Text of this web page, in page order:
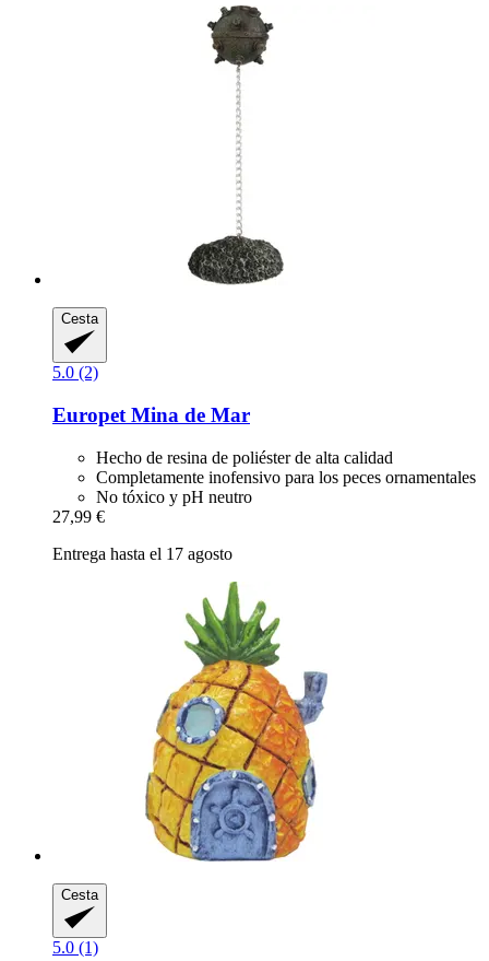
Cesta
5.0 (2)
Europet Mina de Mar
Hecho de resina de poliéster de alta calidad
Completamente inofensivo para los peces ornamentales
No tóxico y pH neutro
27,99 €
Entrega hasta el 17 agosto
Cesta
5.0 (1)